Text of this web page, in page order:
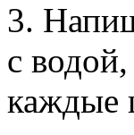
3.
с
каждые